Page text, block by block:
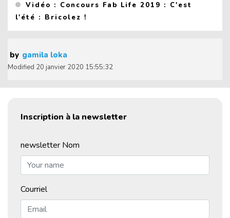
Vidéo : Concours Fab Life 2019 : C'est
l'été : Bricolez !
by gamila loka
Modified 20 janvier 2020 15:55:32
Inscription à la newsletter
newsletter Nom
Courriel